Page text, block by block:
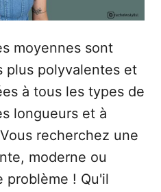
moyennes sont
plus polyvalentes et
à tous les types de
longueurs et à
recherchez une
moderne ou
problème ! Qu'il